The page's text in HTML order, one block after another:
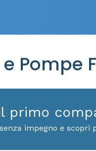
Pompe
primo
impegno e